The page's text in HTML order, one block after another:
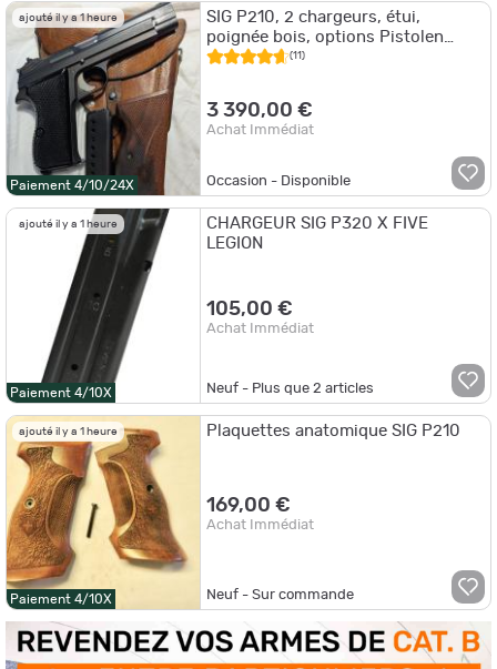
ajouté il y a 1 heure
Paiement 4/10/24X
SIG P210, 2 chargeurs, étui,
poignée bois, options Pistolen
Spezialist et organes de visée
(11)
3 390,00 €
Achat Immédiat
Occasion - Disponible
ajouté il y a 1 heure
Paiement 4/10X
CHARGEUR SIG P320 X FIVE
LEGION
105,00 €
Achat Immédiat
Neuf - Plus que2 articles
ajouté il y a 1 heure
Paiement 4/10X
Plaquettes anatomique SIG P210
169,00 €
Achat Immédiat
Neuf - Sur commande